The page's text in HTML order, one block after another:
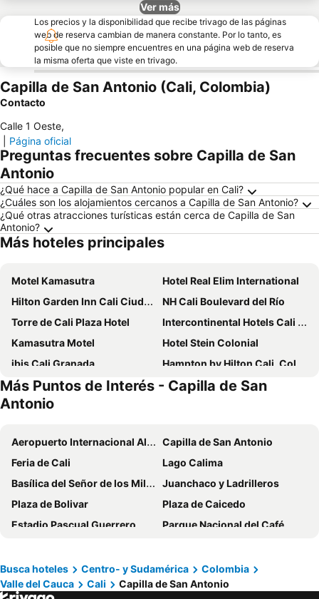
Ver más
Los precios y la disponibilidad que recibe trivago de las páginas
web de reserva cambian de manera constante. Por lo tanto, es
posible que no siempre encuentres en una página web de reserva
la misma oferta que viste en trivago.
Capilla de San Antonio (Cali, Colombia)
Contacto
Calle 1 Oeste,
Página oficial
Preguntas frecuentes sobre Capilla de San
Antonio
¿Qué hace a Capilla de San Antonio popular en Cali?
¿Cuáles son los alojamientos cercanos a Capilla de San Antonio?
¿Qué otras atracciones turísticas están cerca de Capilla de San
Antonio?
Más hoteles principales
Motel Kamasutra
Hotel Real Elim International
Hilton Garden Inn Cali Ciudad Jardin
NH Cali Boulevard del Río
Torre de Cali Plaza Hotel
Intercontinental Hotels Cali By Ihg
Kamasutra Motel
Hotel Stein Colonial
ibis Cali Granada
Hampton by Hilton Cali, Colombia
Hotel El Peñon
Hotel Santiago De Cali
NH Cali Royal
Hotel Karlo
Sonesta Hotel Cali
Hotel Plaza Las Americas Cali
Hotel Spirito by Spiwak
TAMA Hotel Granada Real
Hotel Plaza del Lili
Hotel San Fernando Real
Hotel Spiwak Chipichape Cali
Hotel Grand ilama
Basic Hotel Centenario by Hoteles MS
Hotel Eco Suite
Park V
Antope - Apartaestudios
ARI Hotel
Más Puntos de Interés - Capilla de San
Antonio
Aeropuerto Internacional Alfonso Bonilla Aragón
Capilla de San Antonio
Feria de Cali
Lago Calima
Basílica del Señor de los Milagros de Buga
Juanchaco y Ladrilleros
Plaza de Bolivar
Plaza de Caicedo
Estadio Pascual Guerrero
Parque Nacional del Café
Ciudad Jardín
Museo del Oro
Universidad del valle
Lago Calima
Busca hoteles Centro- y Sudamérica
Colombia
Valle del Cauca
Cali Capilla de San Antonio